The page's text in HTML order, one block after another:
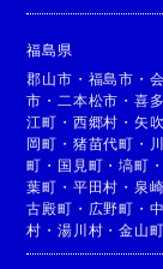
福島県
郡山市 ・ 福島市 ・
市 ・ 二本松市 ・喜
江町 ・ 西郷村 ・矢
岡町 ・ 猪苗代町 ・
町 ・ 国見町 ・塙町 ・
葉町 ・ 平田村 ・ 泉
古殿町 ・ 広野町 ・
村 ・湯川村 ・金山町